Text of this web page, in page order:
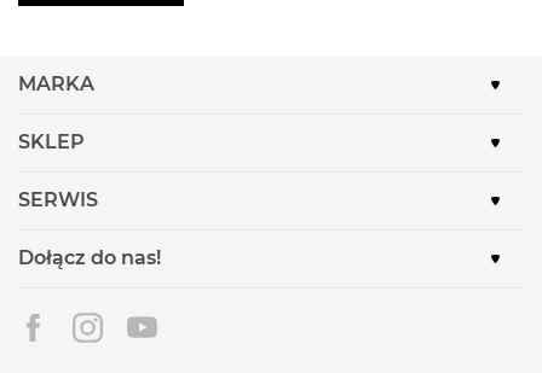
MARKA
SKLEP
SERWIS
Dołącz do nas!